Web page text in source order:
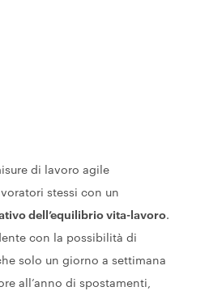
di lavoro agile
stessi con un
dell’equilibrio vita-lavoro.
con la possibilità di
solo un giorno a settimana
all’anno di spostamenti,